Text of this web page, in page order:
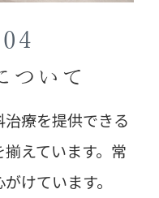
04
ついて
療を提供できる
えています。常
けています。